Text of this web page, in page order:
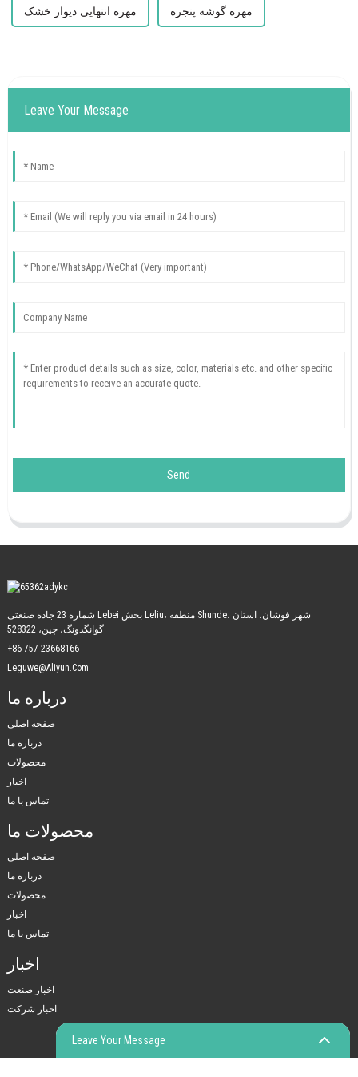
مهره انتهایی دیوار خشک مهره گوشه پنجره
Leave Your Message
Send
شماره 23 جاده صنعتی Lebei بخش Leliu، منطقه Shunde، شهر فوشان، استان
گوانگدونگ، چین، 528322
+86-757-23668166
Leguwe@aliyun.com
درباره ما
صفحه اصلی
درباره ما
محصولات
اخبار
تماس با ما
محصولات ما
صفحه اصلی
درباره ما
محصولات
اخبار
تماس با ما
اخبار
اخبار صنعت
اخبار شرکت
Leave Your Message